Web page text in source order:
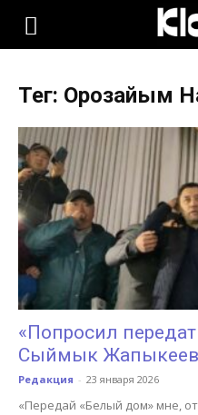
KLOOP.KG
Новости
Кыргызстана
Тег: Орозайым
«Попросил
Сыймык Жапыкеев
Редакция - 23 января 2026
«Передай «Белый дом» мне,